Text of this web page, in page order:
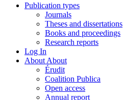
Publication types
Journals
Theses and dissertations
Books and proceedings
Research reports
Log In
About About
Érudit
Coalition Publica
Open access
Annual report